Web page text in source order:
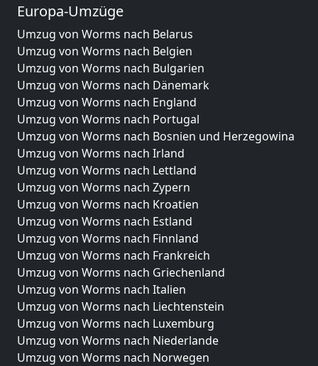
Europa-Umzüge
Umzug von Worms nach Belarus
Umzug von Worms nach Belgien
Umzug von Worms nach Bulgarien
Umzug von Worms nach Dänemark
Umzug von Worms nach England
Umzug von Worms nach Portugal
Umzug von Worms nach Bosnien und Herzegowina
Umzug von Worms nach Irland
Umzug von Worms nach Lettland
Umzug von Worms nach Zypern
Umzug von Worms nach Kroatien
Umzug von Worms nach Estland
Umzug von Worms nach Finnland
Umzug von Worms nach Frankreich
Umzug von Worms nach Griechenland
Umzug von Worms nach Italien
Umzug von Worms nach Liechtenstein
Umzug von Worms nach Luxemburg
Umzug von Worms nach Niederlande
Umzug von Worms nach Norwegen